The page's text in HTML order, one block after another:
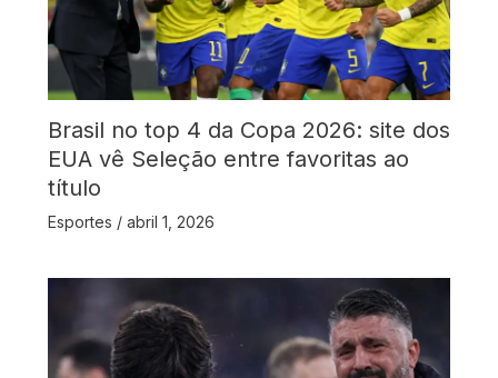
Brasil no top 4 da Copa 2026: site dos
EUA vê Seleção entre favoritas ao
título
Esportes / abril 1, 2026